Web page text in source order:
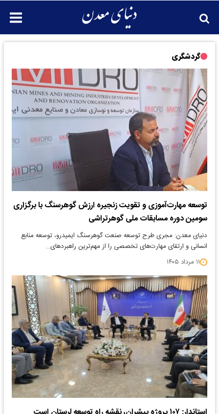
گردشگری
توسعه مهارت‌آموزی و تقویت زنجیره ارزش گوهرسنگ با برگزاری
سومین دوره مسابقات ملی گوهرتراشی
دنیای معدن: مجری طرح توسعه صنعت گوهرسنگ ایمیدرو، توسعه منابع
انسانی و ارتقای مهارت‌های تخصصی را از مهم‌ترین راهبردهای…
۱۱ مرداد ۱۴۰۵